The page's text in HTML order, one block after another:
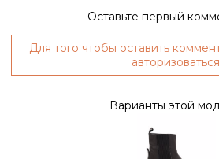
Оставьте первый
Для того чтобы оставить
Варианты этой